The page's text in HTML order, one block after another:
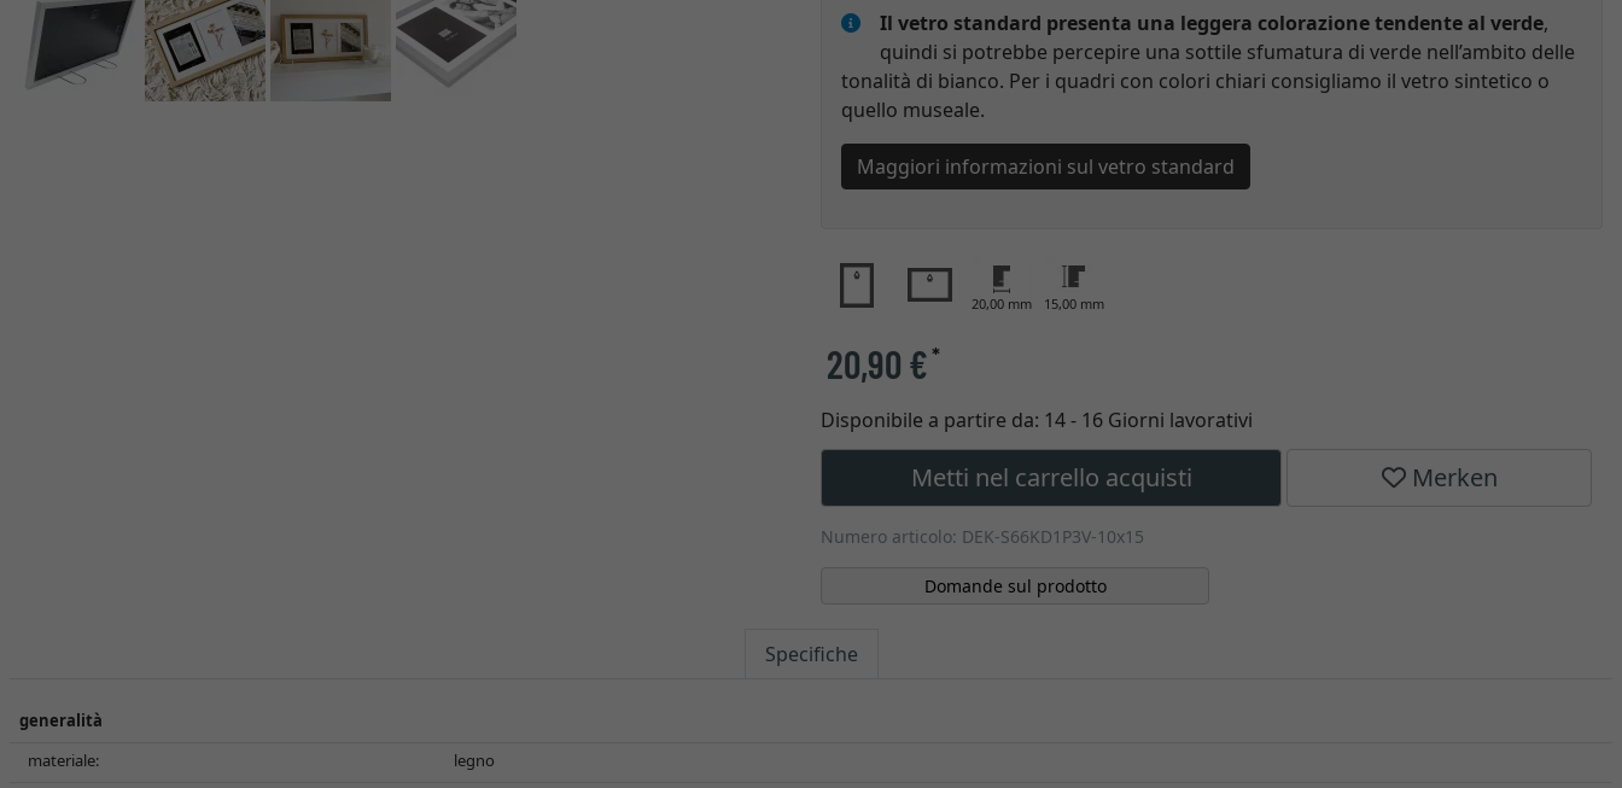
Il vetro standard presenta una leggera colorazione tendente al verde,
quindi si potrebbe percepire una sottile sfumatura di verde nell’ambito delle
tonalità di bianco. Per i quadri con colori chiari consigliamo il vetro sintetico o
quello museale.
Maggiori informazioni sul vetro standard
20,00 mm 15,00 mm
20,90 €*
Disponibile a partire da: 14 - 16 Giorni lavorativi
Metti nel carrello acquisti Merken
Numero articolo: DEK-S66KD1P3V-10x15
Domande sul prodotto
Specifiche
generalità
materiale:
legno